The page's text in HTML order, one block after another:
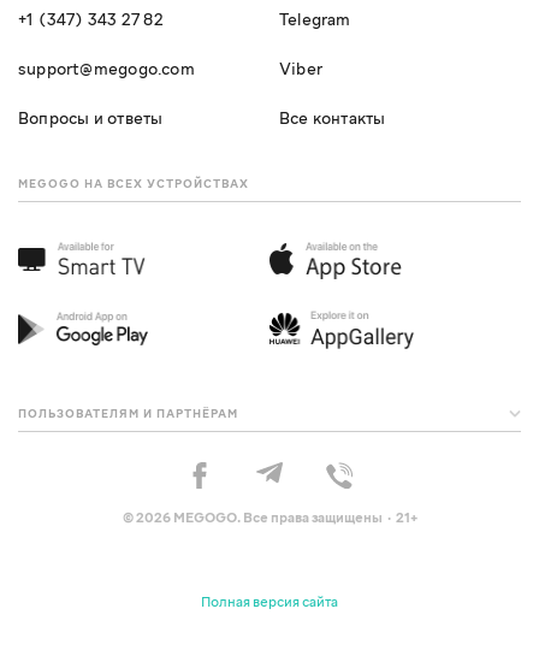
+1 (347) 343 27 82
support@megogo.com
Вопросы и ответы
Telegram
Viber
Все контакты
MEGOGO НА ВСЕХ УСТРОЙСТВАХ
ПОЛЬЗОВАТЕЛЯМ И ПАРТНЁРАМ
© 2026 MEGOGO. Все права защищены · 21+
Полная версия сайта